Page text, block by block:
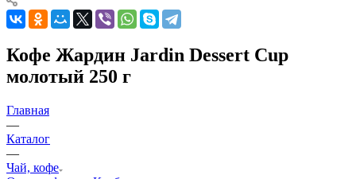
Кофе Жардин Jardin Dessert Cup
молотый 250 г
Главная
—
Каталог
—
Чай, кофе